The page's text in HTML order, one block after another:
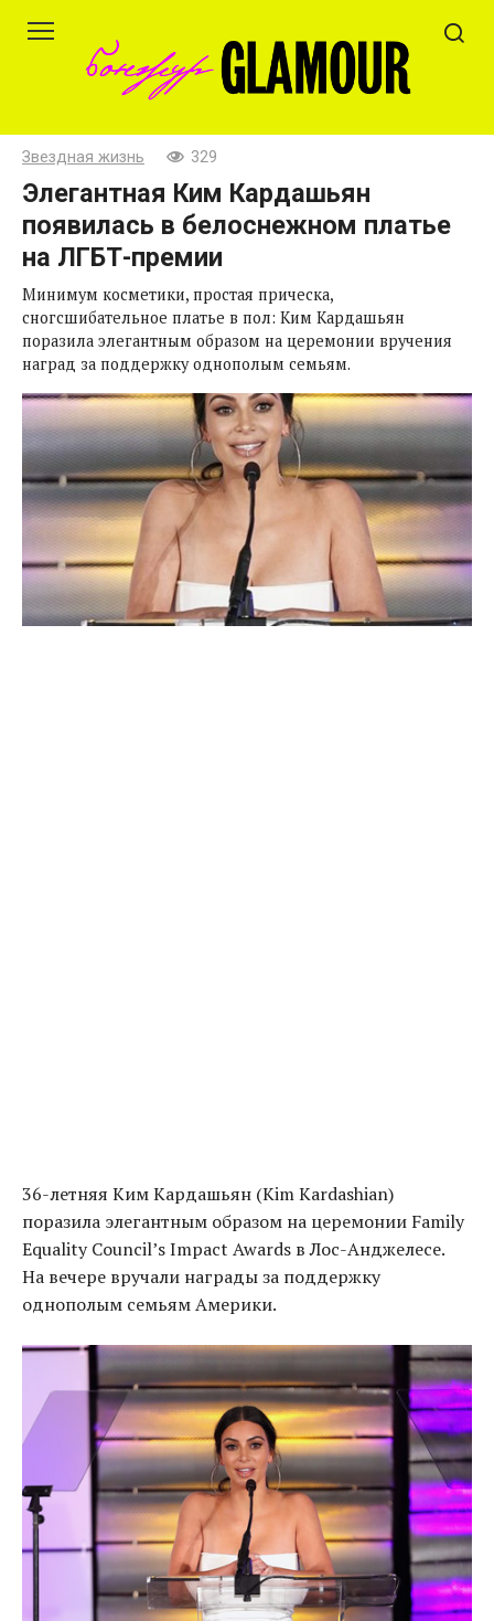
Звездная жизнь 329
Элегантная Ким Кардашьян
появилась в белоснежном платье
на ЛГБТ-премии
Минимум косметики, простая прическа,
сногсшибательное платье в пол: Ким Кардашьян
поразила элегантным образом на церемонии вручения
наград за поддержку однополым семьям.
36-летняя Ким Кардашьян (Kim Kardashian)
поразила элегантным образом на церемонии Family
Equality Council’s Impact Awards в Лос-Анджелесе.
На вечере вручали награды за поддержку
однополым семьям Америки.